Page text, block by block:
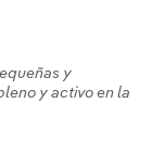
y
y activo en la